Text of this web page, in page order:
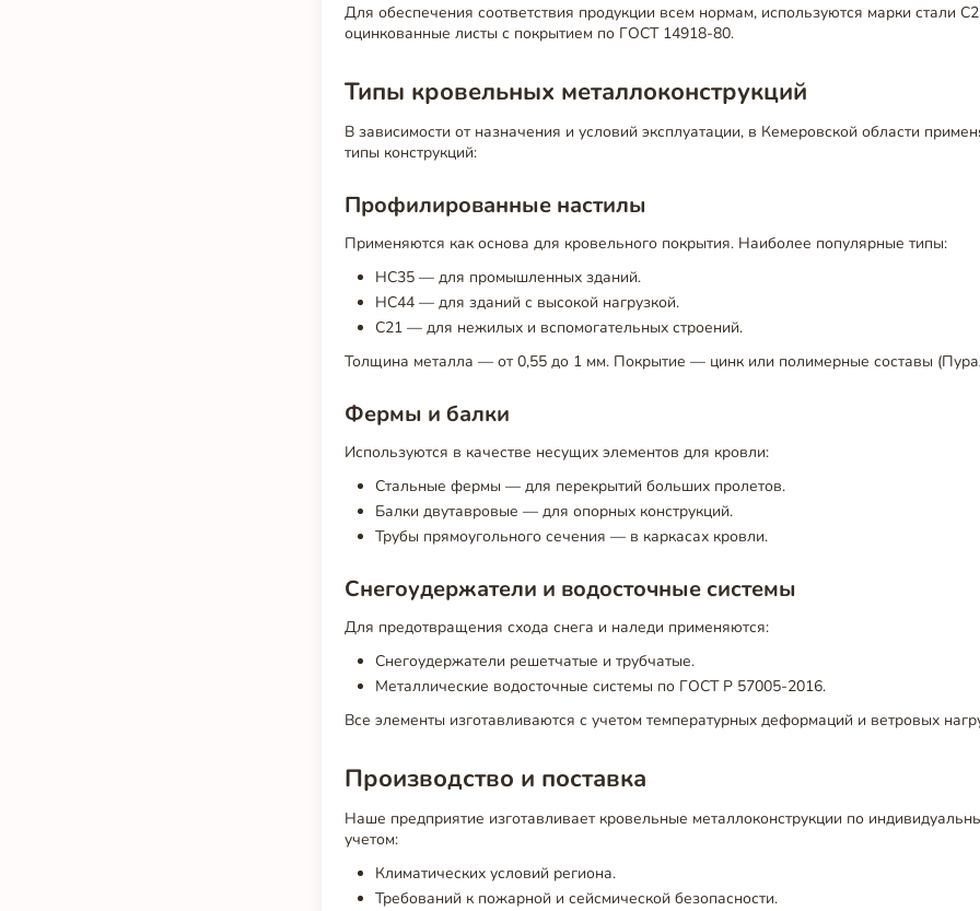
Для обеспечения соответствия продукции всем нормам, используются марки стали
оцинкованные листы с покрытием по ГОСТ 14918-80.
Типы кровельных металлоконструкций
В зависимости от назначения и условий эксплуатации, в Кемеровской области
типы конструкций:
Профилированные настилы
Применяются как основа для кровельного покрытия. Наиболее популярные типы:
НС35 — для промышленных зданий.
НС44 — для зданий с высокой нагрузкой.
С21 — для нежилых и вспомогательных строений.
Толщина металла — от 0,55 до 1 мм. Покрытие — цинк или полимерные составы
Фермы и балки
Используются в качестве несущих элементов для кровли:
Стальные фермы — для перекрытий больших пролетов.
Балки двутавровые — для опорных конструкций.
Трубы прямоугольного сечения — в каркасах кровли.
Снегоудержатели и водосточные системы
Для предотвращения схода снега и наледи применяются:
Снегоудержатели решетчатые и трубчатые.
Металлические водосточные системы по ГОСТ Р 57005-2016.
Все элементы изготавливаются с учетом температурных деформаций и ветровых
Производство и поставка
Наше предприятие изготавливает кровельные металлоконструкции по
учетом:
Климатических условий региона.
Требований к пожарной и сейсмической безопасности.